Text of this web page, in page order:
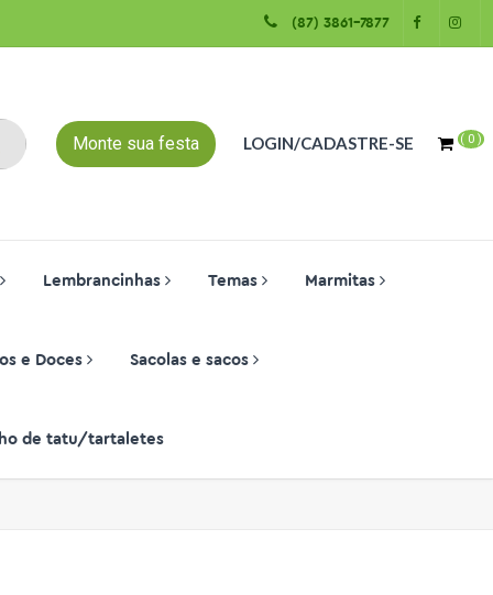
(87) 3861-7877
Monte sua festa LOGIN/CADASTRE-SE ( 0 )
Lembrancinhas Temas Marmitas
e Doces Sacolas e sacos
de tatu/tartaletes